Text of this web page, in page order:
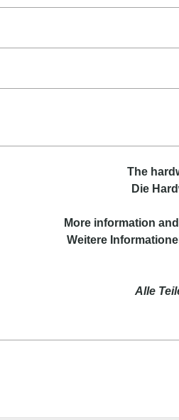
The
Die
More information and
Weitere
Alle